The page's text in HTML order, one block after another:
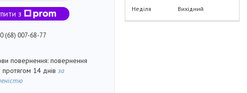
з
(68) 007-68-77
повернення
протягом 14 днів за
Неділя
Вихідний